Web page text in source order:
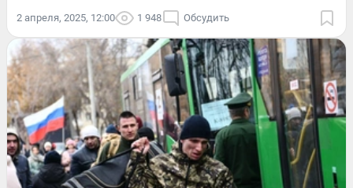
2 апреля, 2025, 12:00 1 948 Обсудить